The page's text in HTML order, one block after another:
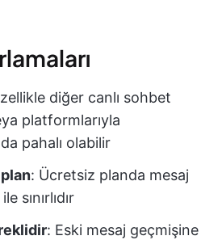
diğer canlı sohbet
platformlarıyla
pahalı olabilir
plan: Ücretsiz planda mesaj
sınırlıdır
: Eski mesaj geçmişine